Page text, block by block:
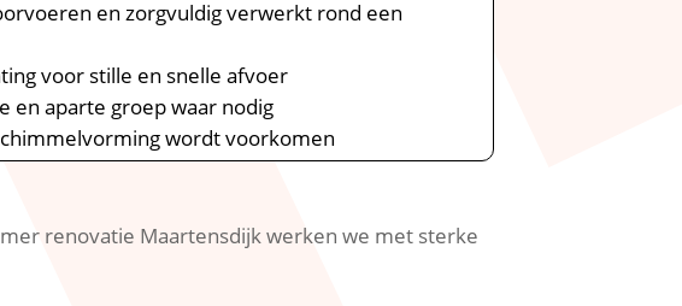
en zorgvuldig verwerkt rond een
voor stille en snelle afvoer
en aparte groep waar nodig
wordt voorkomen
renovatie Maartensdijk werken we met sterke